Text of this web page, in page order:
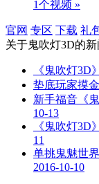
1个视频 »
官网 专区 下载 礼
关于鬼吹灯3D的新
《鬼吹灯3D
垫底玩家摸
新手福音《
10-13
《鬼吹灯3D
11
单挑鬼魅世
2016-10-10